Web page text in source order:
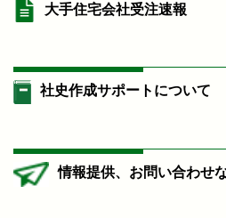
大手住宅会社受注速報
社史作成サポートについて
情報提供、お問い合わせ